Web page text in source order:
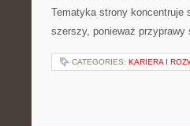
Tematyka strony koncentruje
szerszy, ponieważ
CATEGORIES: KARIERA I